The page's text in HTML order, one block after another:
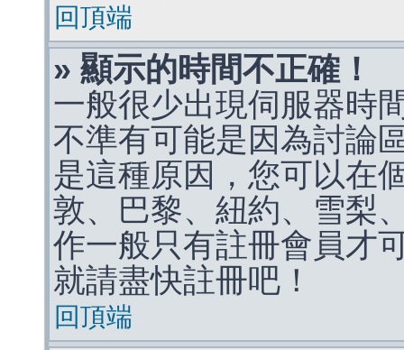
回頂端
» 顯示的時間不正確！
一般很少出現伺服器時
不準有可能是因為討論
是這種原因，您可以在
敦、巴黎、紐約、雪梨
作一般只有註冊會員才
就請盡快註冊吧！
回頂端